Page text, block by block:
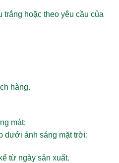
trắng hoặc theo yêu cầu của
hàng.
mát;
dưới ánh sáng mặt trời;
từ ngày sản xuất.